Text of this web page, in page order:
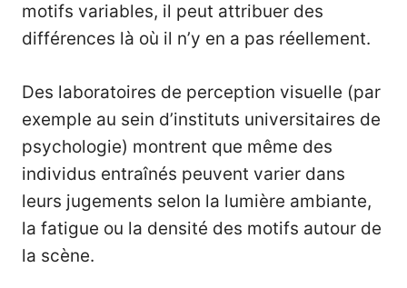
motifs variables, il peut attribuer des
différences là où il n’y en a pas réellement.
Des laboratoires de perception visuelle (par
exemple au sein d’instituts universitaires de
psychologie) montrent que même des
individus entraînés peuvent varier dans
leurs jugements selon la lumière ambiante,
la fatigue ou la densité des motifs autour de
la scène.